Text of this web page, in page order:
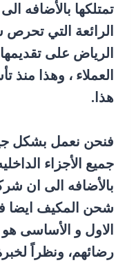
تمتلكها بالأضافه
الرائعة التي
الرياض على
العملاء ، وهذا
هذا.
فنحن نعمل بشكل
جميع الأجزاء
بالأضافه الى ان
شحن المكيف ايضا
الاول و الأساسى
رضائهم، ونظراً